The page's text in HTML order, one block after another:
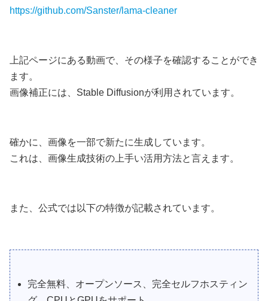
https://github.com/Sanster/lama-cleaner
上記ページにある動画で、その様子を確認することができ
ます。
画像補正には、Stable Diffusionが利用されています。
確かに、画像を一部で新たに生成しています。
これは、画像生成技術の上手い活用方法と言えます。
また、公式では以下の特徴が記載されています。
完全無料、オープンソース、完全セルフホスティン